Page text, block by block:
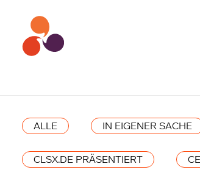
ALLE IN EIGENER SACHE
CLSX.DE PRÄSENTIERT